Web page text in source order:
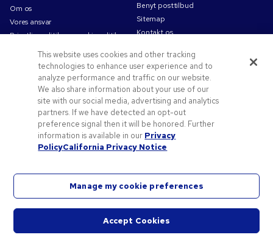
Om os
Vores ansvar
Privatlivspolitik og cookiepolitik
Brugsvilkår
Salgsbetingelser
Karriere i Pens.com
Tilbud og ressourcer
Reklameartikler
Rabatkoder og -kuponer
Logoideer
Benyt posttilbud
Sitemap
Kontakt os
©2026National Pen Company. Alle rettigheder forbeholdes. Pens.com og dets logo er
varemærker tilhørende National Pen Company. Alle andre varemærker tilhører deres
chat
This website uses cookies and other tracking
technologies to enhance user experience and to
analyze performance and traffic on our website.
We also share information about your use of our
site with our social media, advertising and analytics
partners. If we have detected an opt-out
preference signal then it will be honored. Further
information is available in our Privacy
PolicyCalifornia Privacy Notice
Manage my cookie preferences
Accept Cookies